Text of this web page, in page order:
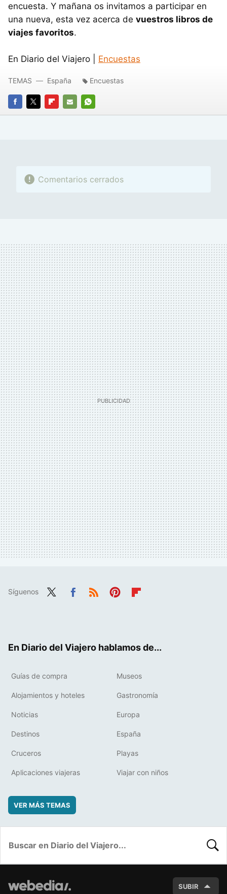
encuesta. Y mañana os invitamos a participar en
una nueva, esta vez acerca de vuestros libros de
viajes favoritos.
En Diario del Viajero | Encuestas
FACEBOOK
TWITTERFLIPBOARD
E-
WHATSAPP
TEMAS España Encuestas
Comentarios cerrados
Síguenos
En Diario del Viajero hablamos de...
Guías de compra Museos
Alojamientos y hoteles Gastronomía
Noticias Europa
Destinos España
Cruceros Playas
Aplicaciones viajeras Viajar con niños
VER MÁS TEMAS
SUBIR